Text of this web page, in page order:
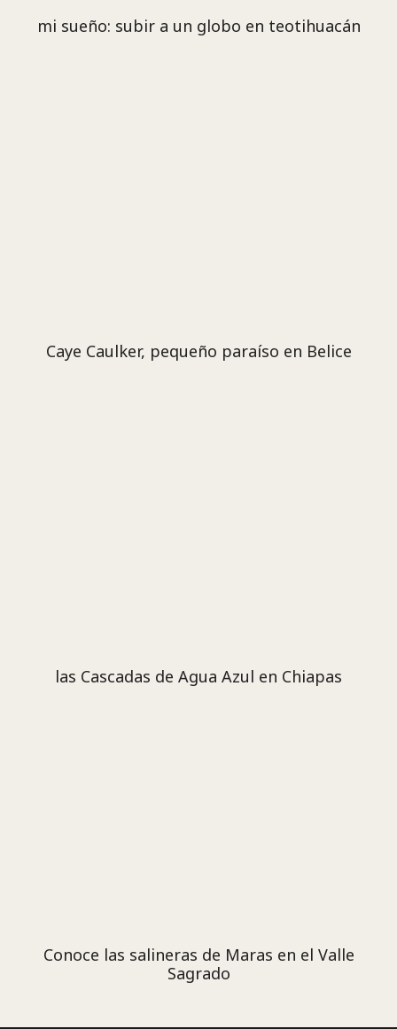
mi sueño: subir a un globo en teotihuacán
Caye Caulker, pequeño paraíso en Belice
las Cascadas de Agua Azul en Chiapas
Conoce las salineras de Maras en el Valle
Sagrado